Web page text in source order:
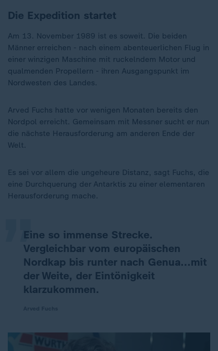
Die Expedition startet
Am 13. November 1989 ist es soweit. Die beiden
Männer erreichen - nach einem abenteuerlichen Flug in
einer winzigen Maschine mit ruckelndem Motor und
qualmenden Propellern - ihren Ausgangspunkt im
Nordwesten des Landes.
Arved Fuchs hatte vor wenigen Monaten bereits den
Nordpol erreicht. Gemeinsam mit Messner sucht er nun
die nächste Herausforderung am anderen Ende der
Welt.
Es sei vor allem die ungeheure Distanz, sagt Fuchs, die
eine Durchquerung der Antarktis zu einer elementaren
Herausforderung mache.
Eine so immense Strecke.
Vergleichbar vom europäischen
Nordkap bis runter nach Genua...mit
der Weite, der Eintönigkeit
klarzukommen.
„